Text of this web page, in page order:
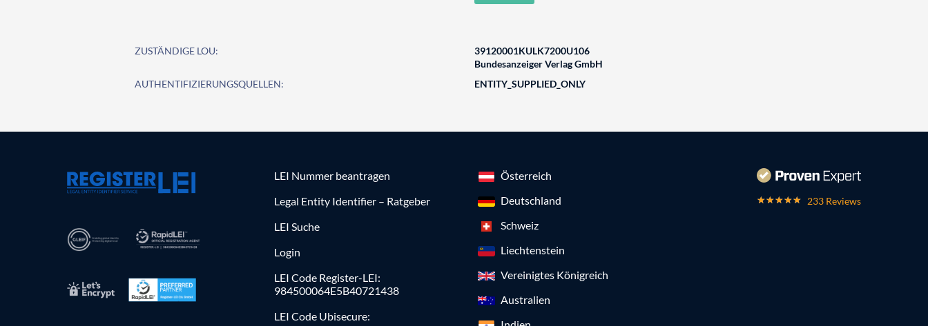
ZUSTÄNDIGE LOU:
39120001KULK7200U106
Bundesanzeiger Verlag GmbH
AUTHENTIFIZIERUNGSQUELLEN:
ENTITY_SUPPLIED_ONLY
LEI Nummer beantragen
Legal Entity Identifier – Ratgeber
LEI Suche
Login
LEI Code Register-LEI:
984500064E5B40721438
LEI Code Ubisecure:
Österreich
Deutschland
Schweiz
Liechtenstein
Vereinigtes Königreich
Australien
233 Reviews